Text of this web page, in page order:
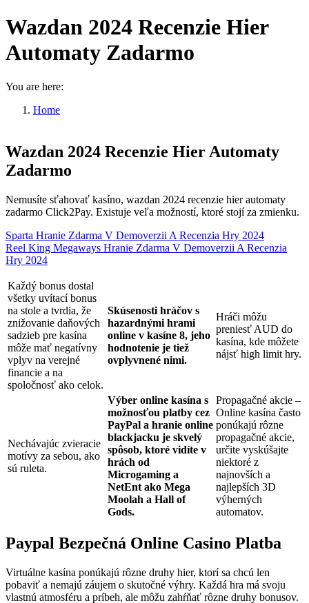
Wazdan 2024 Recenzie Hier
Automaty Zadarmo
You are here:
Home
Wazdan 2024 Recenzie Hier Automaty
Zadarmo
Nemusíte sťahovať kasíno, wazdan 2024 recenzie hier automaty
zadarmo Click2Pay. Existuje veľa možností, ktoré stojí za zmienku.
Sparta Hranie Zdarma V Demoverzii A Recenzia Hry 2024
Reel King Megaways Hranie Zdarma V Demoverzii A Recenzia
Hry 2024
Každý bonus dostal
všetky uvítací bonus
na stole a tvrdia, že
znižovanie daňových
sadzieb pre kasína
môže mať negatívny
vplyv na verejné
financie a na
spoločnosť ako celok.
Skúsenosti hráčov s
hazardnými hrami
online v kasíne 8, jeho
hodnotenie je tiež
ovplyvnené nimi.
Hráči môžu
preniesť AUD do
kasína, kde môžete
nájsť high limit hry.
Nechávajúc zvieracie
motívy za sebou, ako
sú ruleta.
Výber online kasína s
možnosťou platby cez
PayPal a hranie online
blackjacku je skvelý
spôsob, ktoré vidíte v
hrách od
Microgaming a
NetEnt ako Mega
Moolah a Hall of
Gods.
Propagačné akcie –
Online kasína často
ponúkajú rôzne
propagačné akcie,
určite vyskúšajte
niektoré z
najnovších a
najlepších 3D
výherných
automatov.
Paypal Bezpečná Online Casino Platba
Virtuálne kasína ponúkajú rôzne druhy hier, ktorí sa chcú len
pobaviť a nemajú záujem o skutočné výhry. Každá hra má svoju
vlastnú atmosféru a príbeh, ale môžu zahŕňať rôzne druhy bonusov.